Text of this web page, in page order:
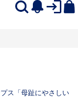
ス「母趾にやさしい